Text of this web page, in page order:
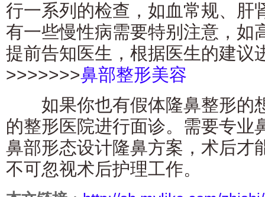
行一系列的检查，如血常规、肝
有一些慢性病需要特别注意，如
提前告知医生，根据医生的建议
>>>>>>>鼻部整形美容
如果你也有假体隆鼻整形的
的整形医院进行面诊。需要专业
鼻部形态设计隆鼻方案，术后才
不可忽视术后护理工作。